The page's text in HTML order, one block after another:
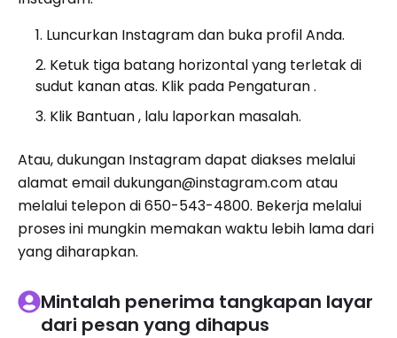
Luncurkan Instagram dan buka profil Anda.
Ketuk tiga batang horizontal yang terletak di
sudut kanan atas. Klik pada Pengaturan .
Klik Bantuan , lalu laporkan masalah.
Atau, dukungan Instagram dapat diakses melalui
alamat email dukungan@instagram.com atau
melalui telepon di 650-543-4800. Bekerja melalui
proses ini mungkin memakan waktu lebih lama dari
yang diharapkan.
Mintalah penerima tangkapan layar
dari pesan yang dihapus